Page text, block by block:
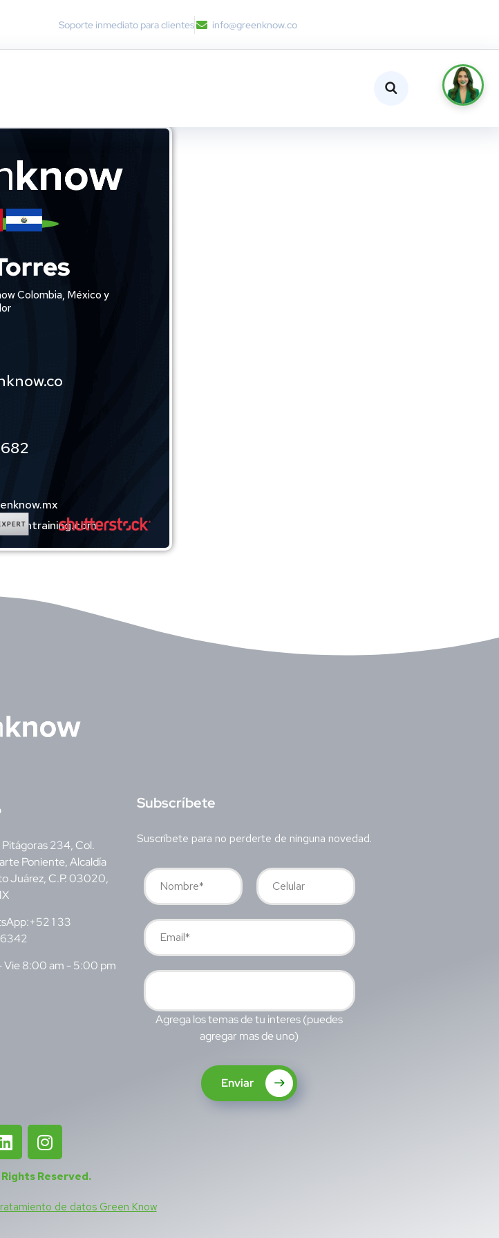
Soporte inmediato para clientes info@greenknow.co
Colombia, México y
Pitágoras 234, Col.
Poniente, Alcaldía
Juárez, C.P. 03020,
1 33
Vie 8:00 am - 5:00 pm
Subscríbete
Suscríbete para no perderte de ninguna novedad.
Agrega los temas de tu interes (puedes
agregar mas de uno)
Enviar
Reserved.
de datos Green Know